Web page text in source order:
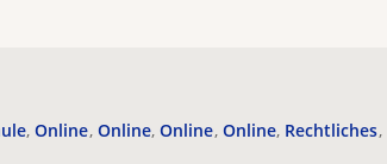
Online Online Online Online Rechtliches